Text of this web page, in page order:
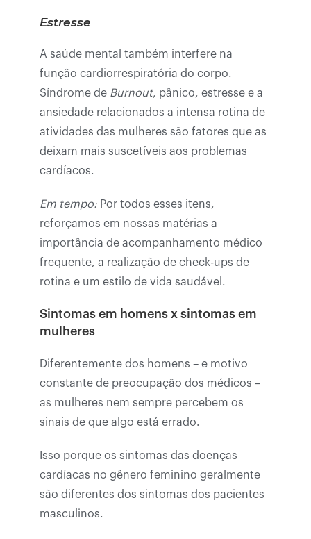
Estresse
A saúde mental também interfere na
função cardiorrespiratória do corpo.
Síndrome de Burnout, pânico, estresse e a
ansiedade relacionados a intensa rotina de
atividades das mulheres são fatores que as
deixam mais suscetíveis aos problemas
cardíacos.
Em tempo: Por todos esses itens,
reforçamos em nossas matérias a
importância de acompanhamento médico
frequente, a realização de check-ups de
rotina e um estilo de vida saudável.
Sintomas em homens x sintomas em
mulheres
Diferentemente dos homens – e motivo
constante de preocupação dos médicos –
as mulheres nem sempre percebem os
sinais de que algo está errado.
Isso porque os sintomas das doenças
cardíacas no gênero feminino geralmente
são diferentes dos sintomas dos pacientes
masculinos.